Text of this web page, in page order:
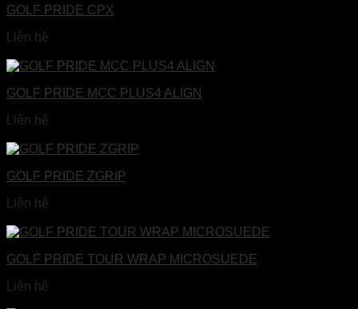
GOLF PRIDE CPX
Liên hệ
GOLF PRIDE MCC PLUS4 ALIGN
Liên hệ
GOLF PRIDE ZGRIP
Liên hệ
GOLF PRIDE TOUR WRAP MICROSUEDE
Liên hệ